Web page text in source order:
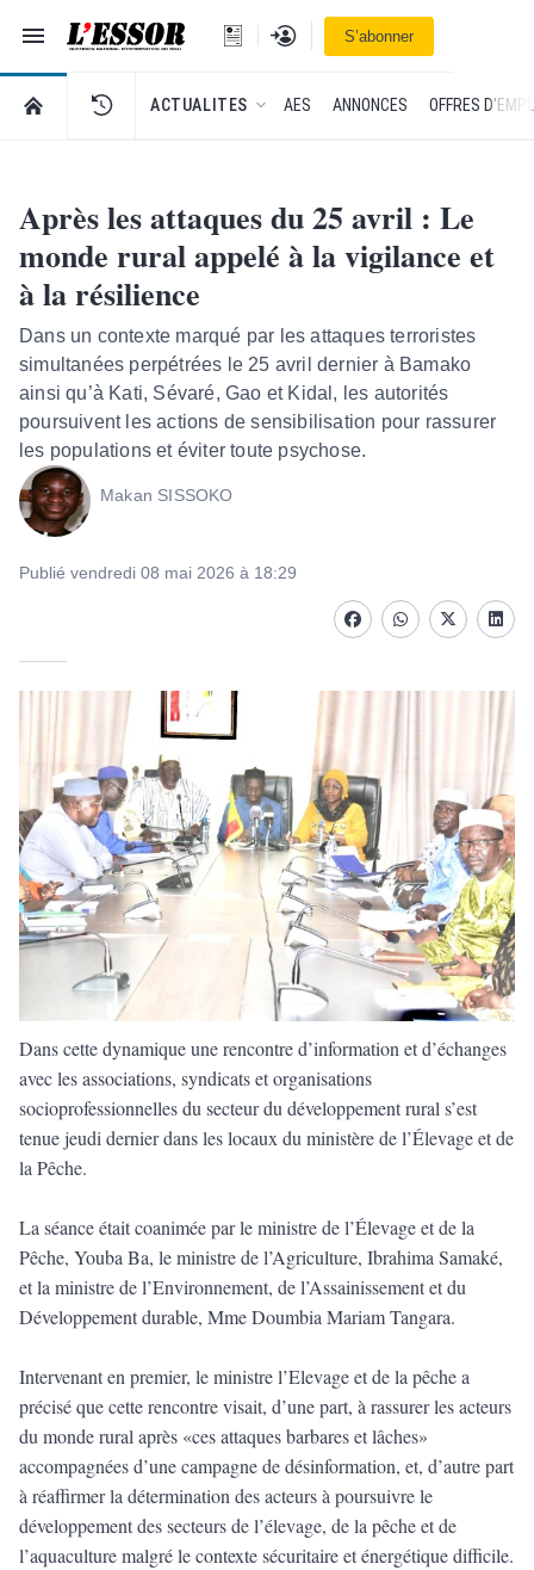
Navigation
L'Essor - retour à la une
Se connecterS’abonner
RETOUR À LA PAGE D’ACCUEIL DE L'ESSOR
ACTUALITES AES ANNONCES OFFRES
Après les attaques du 25 avril : Le
monde rural appelé à la vigilance et
à la résilience
Dans un contexte marqué par les attaques terroristes
simultanées perpétrées le 25 avril dernier à Bamako
ainsi qu’à Kati, Sévaré, Gao et Kidal, les autorités
poursuivent les actions de sensibilisation pour rassurer
les populations et éviter toute psychose.
Makan SISSOKO
Publié vendredi 08 mai 2026 à 18:29
FacebookwhatsappTwitter
Dans cette dynamique une rencontre d’information et d’échanges
avec les associations, syndicats et organisations
socioprofessionnelles du secteur du développement rural s’est
tenue jeudi dernier dans les locaux du ministère de l’Élevage et de
la Pêche.
La séance était coanimée par le ministre de l’Élevage et de la
Pêche, Youba Ba, le ministre de l’Agriculture, Ibrahima Samaké,
et la ministre de l’Environnement, de l’Assainissement et du
Développement durable, Mme Doumbia Mariam Tangara.
Intervenant en premier, le ministre l’Elevage et de la pêche a
précisé que cette rencontre visait, d’une part, à rassurer les acteurs
du monde rural après «ces attaques barbares et lâches»
accompagnées d’une campagne de désinformation, et, d’autre part
à réaffirmer la détermination des acteurs à poursuivre le
développement des secteurs de l’élevage, de la pêche et de
l’aquaculture malgré le contexte sécuritaire et énergétique difficile.